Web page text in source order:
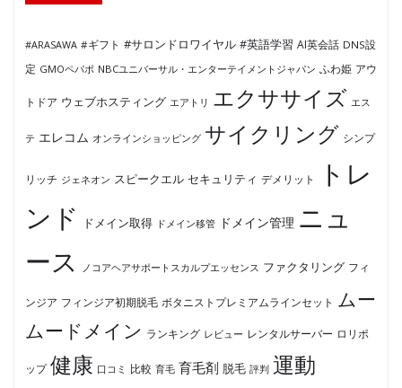
#ARASAWA #ギフト #サロンドロワイヤル #英語学習 AI英会話 DNS設
定 GMOペパボ NBCユニバーサル・エンターテイメントジャパン ふわ姫 アウ
トドア ウェブホスティング エアトリ エクササイズ エス
テ エレコム オンラインショッピング サイクリング シンプ
リッチ ジェネオン スピークエル セキュリティ デメリット
トレ
ンド
ドメイン取得 ドメイン移管 ドメイン管理 ニュ
ース
ノコアヘアサポートスカルプエッセンス ファクタリング フィ
ンジア フィンジア初期脱毛 ボタニストプレミアムラインセット ムー
ムードメイン ランキング レビュー レンタルサーバー ロリポ
ップ 健康 口コミ 比較 育毛 育毛剤 脱毛 評判 運動